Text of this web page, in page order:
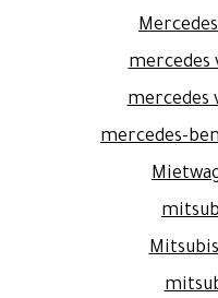
mercedes
mercedes
mercedes-